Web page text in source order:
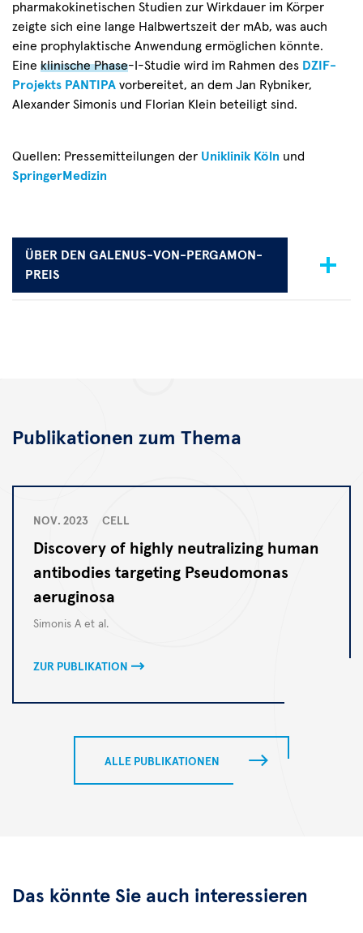
pharmakokinetischen Studien zur Wirkdauer im Körper
zeigte sich eine lange Halbwertszeit der mAb, was auch
eine prophylaktische Anwendung ermöglichen könnte.
Eine klinische Phase-I-Studie wird im Rahmen des DZIF-
Projekts PANTIPA vorbereitet, an dem Jan Rybniker,
Alexander Simonis und Florian Klein beteiligt sind.
Quellen: Pressemitteilungen der Uniklinik Köln und
SpringerMedizin
ÜBER DEN GALENUS-VON-PERGAMON-
PREIS
Publikationen zum Thema
NOV. 2023 CELL
Discovery of highly neutralizing human
antibodies targeting Pseudomonas
aeruginosa
Autoren
Simonis A et al.
ZUR PUBLIKATION
ALLE PUBLIKATIONEN
Das könnte Sie auch interessieren